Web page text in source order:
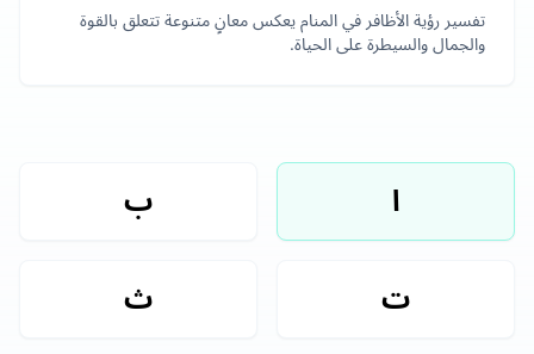
تفسير رؤية الأظافر في المنام يعكس معانٍ متنوعة تتعلق بالقوة
والجمال والسيطرة على الحياة.
ا ب
ت ث